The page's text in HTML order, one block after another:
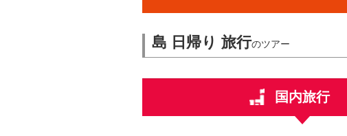
島 日帰り 旅行のツアー
国内旅行